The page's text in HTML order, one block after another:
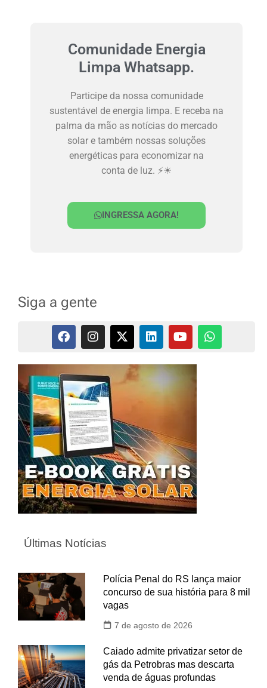
Comunidade Energia
Limpa Whatsapp.
Participe da nossa comunidade
sustentável de energia limpa. E receba na
palma da mão as notícias do mercado
solar e também nossas soluções
energéticas para economizar na
conta de luz. ⚡☀
INGRESSA AGORA!
Siga a gente
Últimas Notícias
Polícia Penal do RS lança maior
concurso de sua história para 8 mil
vagas
7 de agosto de 2026
Caiado admite privatizar setor de
gás da Petrobras mas descarta
venda de águas profundas